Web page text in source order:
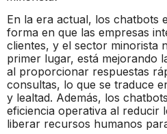
En la era actual, los chatbots
forma en que las empresas
clientes, y el sector minorista
primer lugar, está mejorando
al proporcionar respuestas
consultas, lo que se traduce
y lealtad. Además, los
eficiencia operativa al reducir
liberar recursos humanos